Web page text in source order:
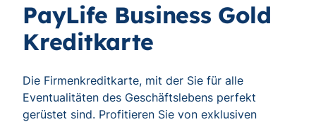
PayLife Business Gold
Kreditkarte
Die Firmenkreditkarte, mit der Sie für alle
Eventualitäten des Geschäftslebens perfekt
gerüstet sind. Profitieren Sie von exklusiven